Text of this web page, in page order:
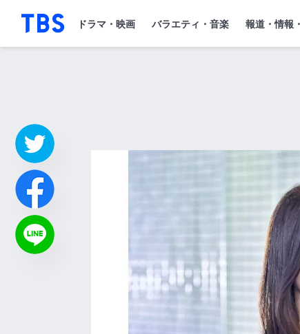
「TBSテレビ」トップページ
ドラマ・映画 バラエティ・音楽 報道・情報